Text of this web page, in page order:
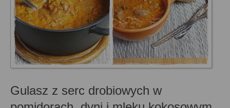
Gulasz z serc drobiowych w